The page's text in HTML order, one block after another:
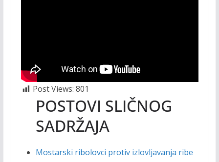
Post Views: 801
POSTOVI SLIČNOG
SADRŽAJA
Mostarski ribolovci protiv izlovljavanja ribe